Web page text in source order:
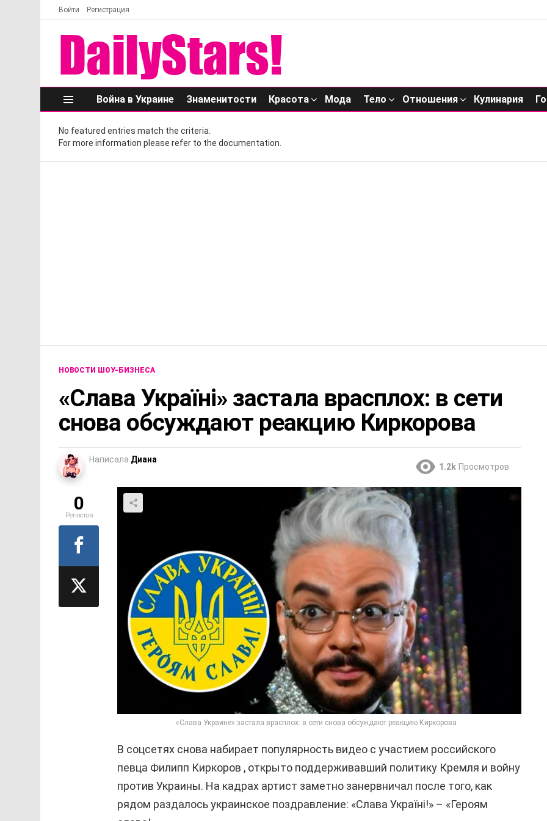
Войти Регистрация
Меню
Война в Украине Знаменитости Красота Мода Тело Отношения Кулинария
No featured entries match the criteria.
For more information please refer to the documentation.
НОВОСТИ ШОУ-БИЗНЕСА
«Слава Україні» застала врасплох: в сети
снова обсуждают реакцию Киркорова
Написала Диана
1.2k Просмотров
«Слава Украине» застала врасплох: в сети снова обсуждают реакцию Киркорова
В соцсетях снова набирает популярность видео с участием российского
певца Филипп Киркоров , открыто поддерживавший политику Кремля и войну
против Украины. На кадрах артист заметно занервничал после того, как
рядом раздалось украинское поздравление: «Слава Україні!» – «Героям
0
Репостов